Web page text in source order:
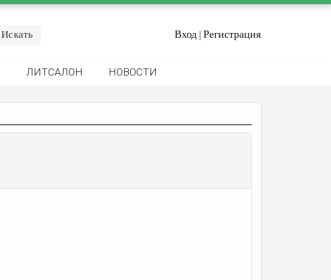
Вход | Регистрация
ЛИТСАЛОН НОВОСТИ